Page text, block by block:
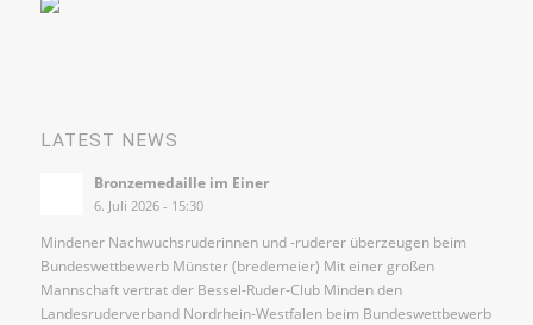
LATEST NEWS
Bronzemedaille im Einer
6. Juli 2026 - 15:30
Mindener Nachwuchsruderinnen und -ruderer überzeugen beim
Bundeswettbewerb Münster (bredemeier) Mit einer großen
Mannschaft vertrat der Bessel-Ruder-Club Minden den
Landesruderverband Nordrhein-Westfalen beim Bundeswettbewerb